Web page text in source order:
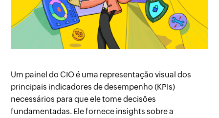
Um painel do CIO é uma representação visual dos
principais indicadores de desempenho (KPIs)
necessários para que ele tome decisões
fundamentadas. Ele fornece insights sobre a